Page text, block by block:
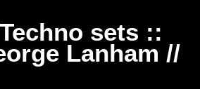
sets ::
Lanham //